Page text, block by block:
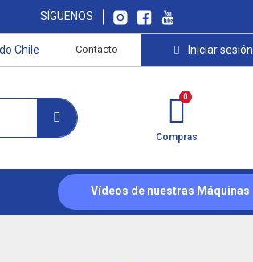
SÍGUENOS
Chile Contacto Iniciar sesión
Compras
Vídeos de nuestras Máquinas